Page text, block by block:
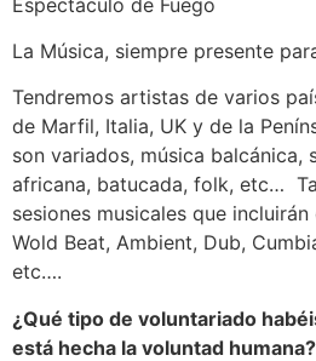
La Música, siempre presente
Tendremos artistas de varios
de Marfil, Italia, UK y de la
son variados, música balcánica,
africana, batucada, folk, etc…
sesiones musicales que
Wold Beat, Ambient, Dub,
etc….
¿Qué tipo de voluntariado
está hecha la voluntad humana?